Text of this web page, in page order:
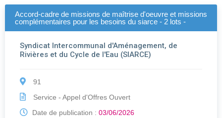
Accord-cadre de missions de maîtrise d'oeuvre et missions
complémentaires pour les besoins du siarce - 2 lots -
Syndicat Intercommunal d'Aménagement, de
Rivières et du Cycle de l'Eau (SIARCE)
91
Service - Appel d'Offres Ouvert
Date de publication : 03/06/2026